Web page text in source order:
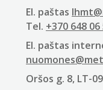
El. paštas
Tel. +370 648 06
El. paštas
Oršos g. 8, LT-